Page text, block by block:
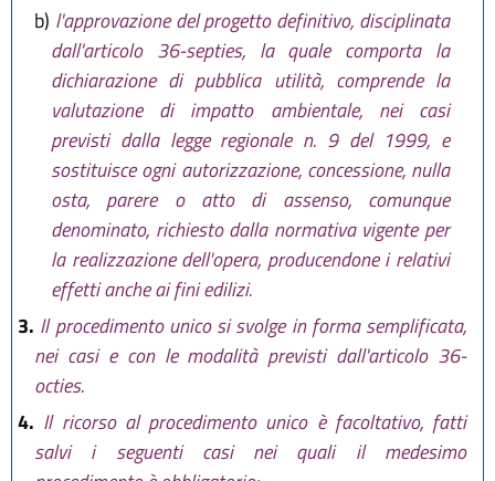
b) l'approvazione del progetto definitivo, disciplinata
dall'articolo 36-septies, la quale comporta la
dichiarazione di pubblica utilità, comprende la
valutazione di impatto ambientale, nei casi
previsti dalla legge regionale n. 9 del 1999, e
sostituisce ogni autorizzazione, concessione, nulla
osta, parere o atto di assenso, comunque
denominato, richiesto dalla normativa vigente per
la realizzazione dell'opera, producendone i relativi
effetti anche ai fini edilizi.
3. Il procedimento unico si svolge in forma semplificata,
nei casi e con le modalità previsti dall'articolo 36-
octies.
4. Il ricorso al procedimento unico è facoltativo, fatti
salvi i seguenti casi nei quali il medesimo